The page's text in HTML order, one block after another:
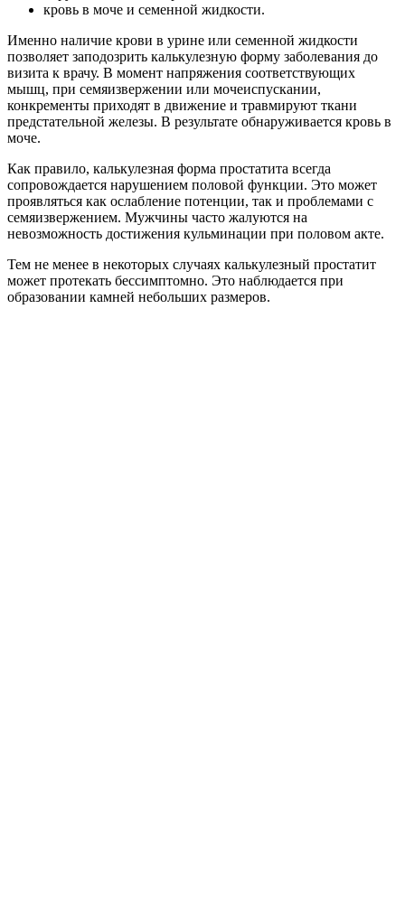
кровь в моче и семенной жидкости.
Именно наличие крови в урине или семенной жидкости
позволяет заподозрить калькулезную форму заболевания до
визита к врачу. В момент напряжения соответствующих
мышц, при семяизвержении или мочеиспускании,
конкременты приходят в движение и травмируют ткани
предстательной железы. В результате обнаруживается кровь в
моче.
Как правило, калькулезная форма простатита всегда
сопровождается нарушением половой функции. Это может
проявляться как ослабление потенции, так и проблемами с
семяизвержением. Мужчины часто жалуются на
невозможность достижения кульминации при половом акте.
Тем не менее в некоторых случаях калькулезный простатит
может протекать бессимптомно. Это наблюдается при
образовании камней небольших размеров.